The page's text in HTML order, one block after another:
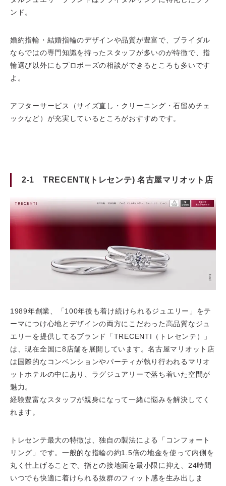
ンド。
婚約指輪・結婚指輪のデザインや品質が豊富で、ブライダル
ならではの専門知識を持ったスタッフが多いのが特徴で、指
輪選び以外にもプロポーズの相談ができるところも多いです
よ。
アフターサービス（サイズ直し・クリーニング・石留めチェ
ックなど）が充実しているところがおすすめです。
2-1 TRECENTI(トレセンテ) 名古屋マリオット店
1989年創業、「100年後も着け続けられるジュエリー」をテ
ーマにつけ心地とデザインの両方にこだわった高品質なジュ
エリーを提供してるブランド「TRECENTI（トレセンテ）
」
は、現在全国に8店舗を展開しています。名古屋マリオット店
は国際的なコンベンションやパーティが執り行われるマリオ
ットホテルの中にあり、ラグジュアリーで落ち着いた空間が
魅力。
経験豊富なスタッフが親身になって一緒に悩みを解決してく
れます。
トレセンテ最大の特徴は、独自の製法による「コンフォート
リング」です。一般的な指輪の約1.5倍の地金を使って内側を
丸く仕上げることで、指との接地面を最小限に抑え、24時間
いつでも快適に着けられる抜群のフィット感を生み出しま